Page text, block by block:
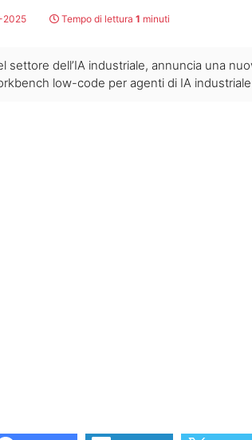
Tempo di lettura 1 minuti
settore dell’IA industriale, annuncia una
low-code per agenti di IA